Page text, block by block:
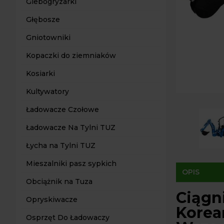
Głębosze
Gniotowniki
Kopaczki do ziemniaków
Kosiarki
Kultywatory
Ładowacze Czołowe
Ładowacze Na Tylni TUZ
Łycha na Tylni TUZ
Mieszalniki pasz sypkich
Obciążnik na Tuza
Opryskiwacze
Osprzęt Do Ładowaczy
OPIS